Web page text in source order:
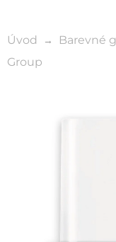
Úvod Barevné
Group